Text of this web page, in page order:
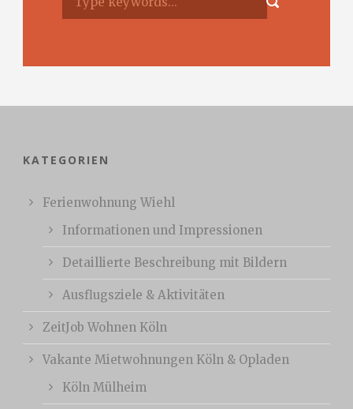
KATEGORIEN
Ferienwohnung Wiehl
Informationen und Impressionen
Detaillierte Beschreibung mit Bildern
Ausflugsziele & Aktivitäten
ZeitJob Wohnen Köln
Vakante Mietwohnungen Köln & Opladen
Köln Mülheim